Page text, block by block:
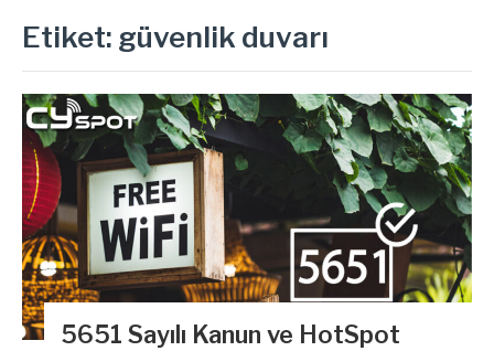
Etiket: güvenlik duvarı
5651 Sayılı Kanun ve HotSpot